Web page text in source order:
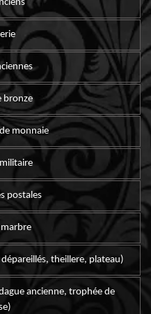
bronze
monnaie
postales
theillere, plateau)
ancienne, trophée de